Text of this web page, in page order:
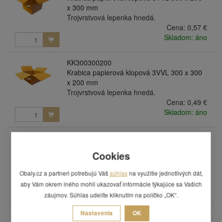
x 300 mm
Trojvrstvová lepenka hnedá.
Cena: 0,57 €
Skladom: áno
KK300300200
Krabica papierová klopová 3VVL 300 x 300
x 200 mm
Trojvrstvová lepenka hnedá.
Cena: 0,49 €
Skladom: áno
x 200 mm s rylom 100 mm
Cena:0,53 €
Skladom: áno
KK300300300
Cookies
Obaly.cz a partneri potrebujú Vášsúhlas na využitie jednotlivých dát,
aby Vám okrem iného mohli ukazovať informácie týkajúce sa Vašich
záujmov. Súhlas udelíte kliknutím na políčko „OK“.
Nastavenia OK